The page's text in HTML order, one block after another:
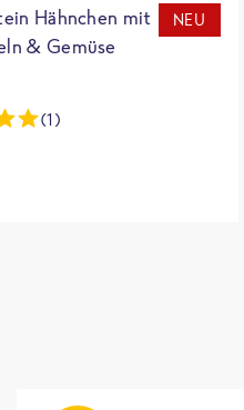
Hähnchen mit
& Gemüse
NEU
(1)